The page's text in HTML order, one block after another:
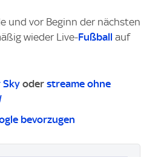
und vor Beginn der nächsten
wieder Live-Fußball auf
Sky oder streame ohne
bevorzugen